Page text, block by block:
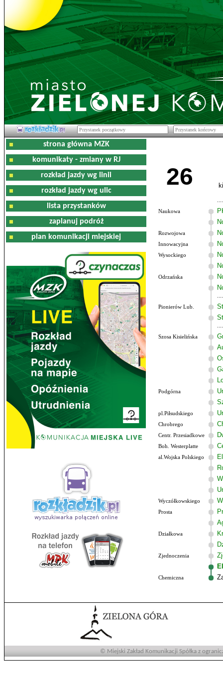
strona główna MZK
komunikaty - zmiany w RJ
rozkład jazdy wg linii
rozkład jazdy wg ulic
lista przystanków
zaplanuj podróż
plan komunikacji miejskiej
26
Naukowa
Rozwojowa
Innowacyjna
Wysockiego
Odrzańska
Pionierów Lub.
Szosa Kisielińska
Podgórna
pl.Piłsudskiego
Chrobrego
Centr. Przesiadkowe
Boh. Westerplatte
al.Wojska Polskiego
Wyczółkowskiego
Prosta
Działkowa
Zjednoczenia
Chemiczna
© Miejski Zakład Komunikacji Spółka z